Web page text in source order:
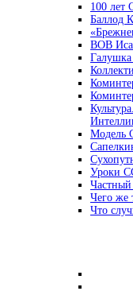
100 лет
Баллод
ВОВ
Модель
Уроки
Чего же
Что